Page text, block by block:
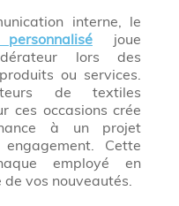
interne, le
joue
lors des
ou services.
de textiles
ces occasions crée
à un projet
Cette
employé en
vos nouveautés.